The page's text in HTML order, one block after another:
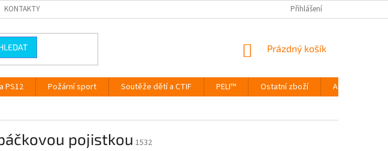
KONTAKTY Přihlášení
NÁKUPNÍ
Prázdný košík
PS12 Požární sport Soutěže dětí a CTIF PELI™ Ostatní zboží Akce
pojistkou 1532